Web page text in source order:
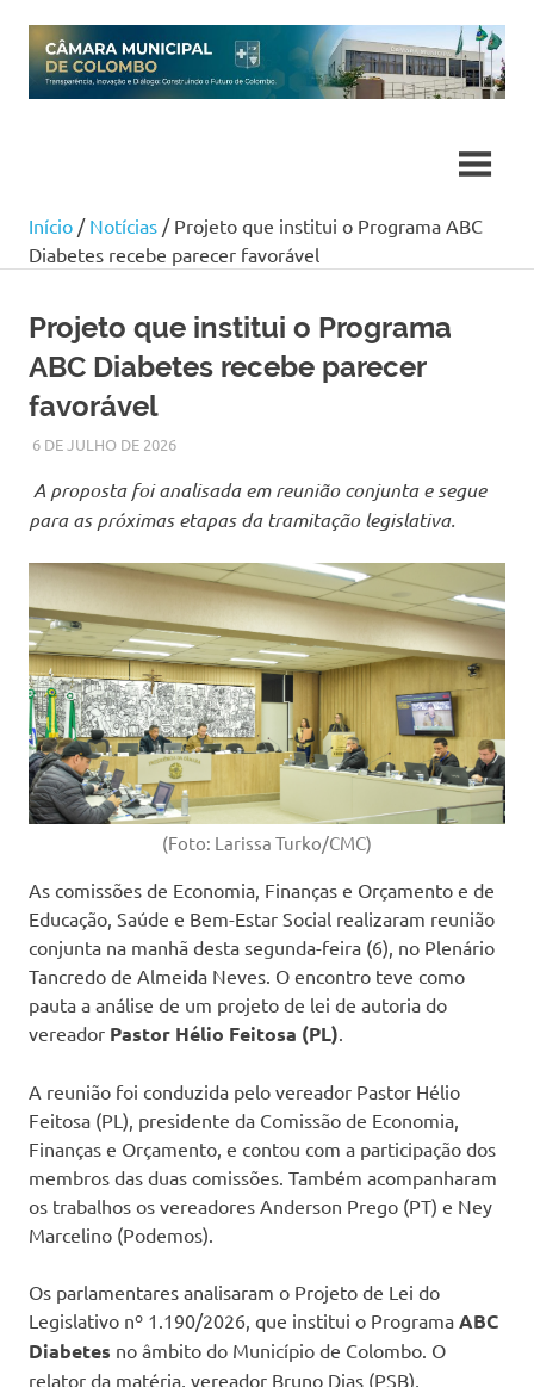
content
Início / Notícias / Projeto que institui o Programa ABC
Diabetes recebe parecer favorável
Projeto que institui o Programa
ABC Diabetes recebe parecer
favorável
6 DE JULHO DE 2026LARISSA TURKO
NOTÍCIAS
A proposta foi analisada em reunião conjunta e segue
para as próximas etapas da tramitação legislativa.
(Foto: Larissa Turko/CMC)
As comissões de Economia, Finanças e Orçamento e de
Educação, Saúde e Bem-Estar Social realizaram reunião
conjunta na manhã desta segunda-feira (6), no Plenário
Tancredo de Almeida Neves. O encontro teve como
pauta a análise de um projeto de lei de autoria do
vereador Pastor Hélio Feitosa (PL)
A reunião foi conduzida pelo vereador Pastor Hélio
Feitosa (PL), presidente da Comissão de Economia,
Finanças e Orçamento, e contou com a participação dos
membros das duas comissões. Também acompanharam
os trabalhos os vereadores Anderson Prego (PT) e Ney
Marcelino (Podemos).
Os parlamentares analisaram o Projeto de Lei do
Legislativo nº 1.190/2026, que institui o Programa ABC
Diabetes no âmbito do Município de Colombo. O
relator da matéria, vereador Bruno Dias (PSB),